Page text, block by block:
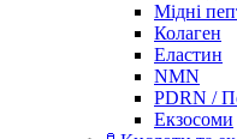
Мідні
Колаген
Еластин
NMN
PDRN /
Екзосоми